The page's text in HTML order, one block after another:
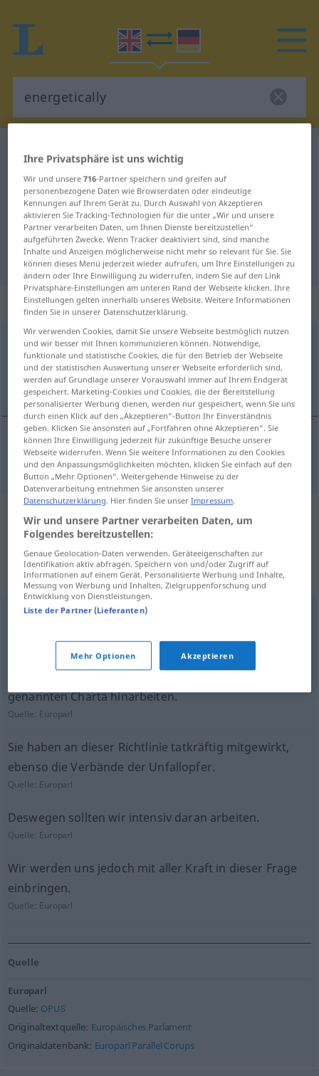
Englisch-Deutsch Übersetzung für
"energetically"
"energetically" Deutsch
Übersetzung
„energetically“: adverb
energeticallyadv
Übersicht aller Übersetzungen
(Für mehr Details die Übersetzung anklicken/antippen)
energeticallya.zu→ siehe „energetic“
Beispielsätze aus externen Quellen
für "energetically"
(nicht von der Langenscheidt Redaktion
geprüft)
Europarl
genannten Charta hinarbeiten.
Quelle: Europarl
Sie haben an dieser Richtlinie tatkräftig mitgewirkt,
ebenso die Verbände der Unfallopfer.
Quelle: Europarl
Deswegen sollten wir intensiv daran arbeiten.
Quelle: Europarl
Wir werden uns jedoch mit aller Kraft in dieser Frage
einbringen.
Quelle: Europarl
Quelle
Europarl
Quelle: OPUS
Originaltextquelle: Europäisches Parlament
Originaldatenbank: Europarl Parallel Corups
Ihre Privatsphäre ist uns wichtig
Wir und unsere716-Partner speichern und greifen auf
personenbezogene Daten wie Browserdaten oder eindeutige
Kennungen auf Ihrem Gerät zu. Durch Auswahl von Akzeptieren
aktivieren Sie Tracking-Technologien für die unter „Wir und unsere
Partner verarbeiten Daten, um Ihnen Dienste bereitzustellen“
aufgeführten Zwecke. Wenn Tracker deaktiviert sind, sind manche
Inhalte und Anzeigen möglicherweise nicht mehr so relevant für Sie. Sie
können dieses Menü jederzeit wieder aufrufen, um Ihre Einstellungen zu
ändern oder Ihre Einwilligung zu widerrufen, indem Sie auf den Link
Privatsphäre-Einstellungen am unteren Rand der Webseite klicken. Ihre
Einstellungen gelten innerhalb unseres Website. Weitere Informationen
finden Sie in unserer Datenschutzerklärung.
Wir verwenden Cookies, damit Sie unsere Webseite bestmöglich nutzen
und wir besser mit Ihnen kommunizieren können. Notwendige,
funktionale und statistische Cookies, die für den Betrieb der Webseite
und der statistischen Auswertung unserer Webseite erforderlich sind,
werden auf Grundlage unserer Vorauswahl immer auf Ihrem Endgerät
gespeichert. Marketing-Cookies und Cookies, die der Bereitstellung
personalisierter Werbung dienen, werden nur gespeichert, wenn Sie uns
durch einen Klick auf den „Akzeptieren“-Button Ihr Einverständnis
geben. Klicken Sie ansonsten auf „Fortfahren ohne Akzeptieren“. Sie
können Ihre Einwilligung jederzeit für zukünftige Besuche unserer
Webseite widerrufen. Wenn Sie weitere Informationen zu den Cookies
und den Anpassungsmöglichkeiten möchten, klicken Sie einfach auf den
Button „Mehr Optionen“. Weitergehende Hinweise zu der
Datenverarbeitung entnehmen Sie ansonsten unserer
Datenschutzerklärung. Hier finden Sie unserImpressum.
Wir und unsere Partner verarbeiten Daten, um
Folgendes bereitzustellen:
Genaue Geolocation-Daten verwenden. Geräteeigenschaften zur
Identifikation aktiv abfragen. Speichern von und/oder Zugriff auf
Informationen auf einem Gerät. Personalisierte Werbung und Inhalte,
Messung von Werbung und Inhalten, Zielgruppenforschung und
Entwicklung von Dienstleistungen.
Liste der Partner (Lieferanten)
Mehr Optionen Akzeptieren